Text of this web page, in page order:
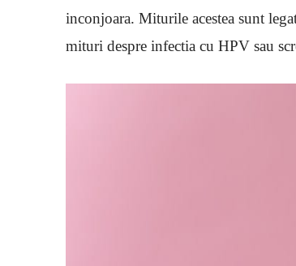
inconjoara. Miturile acestea sunt
mituri despre infectia cu HPV sau